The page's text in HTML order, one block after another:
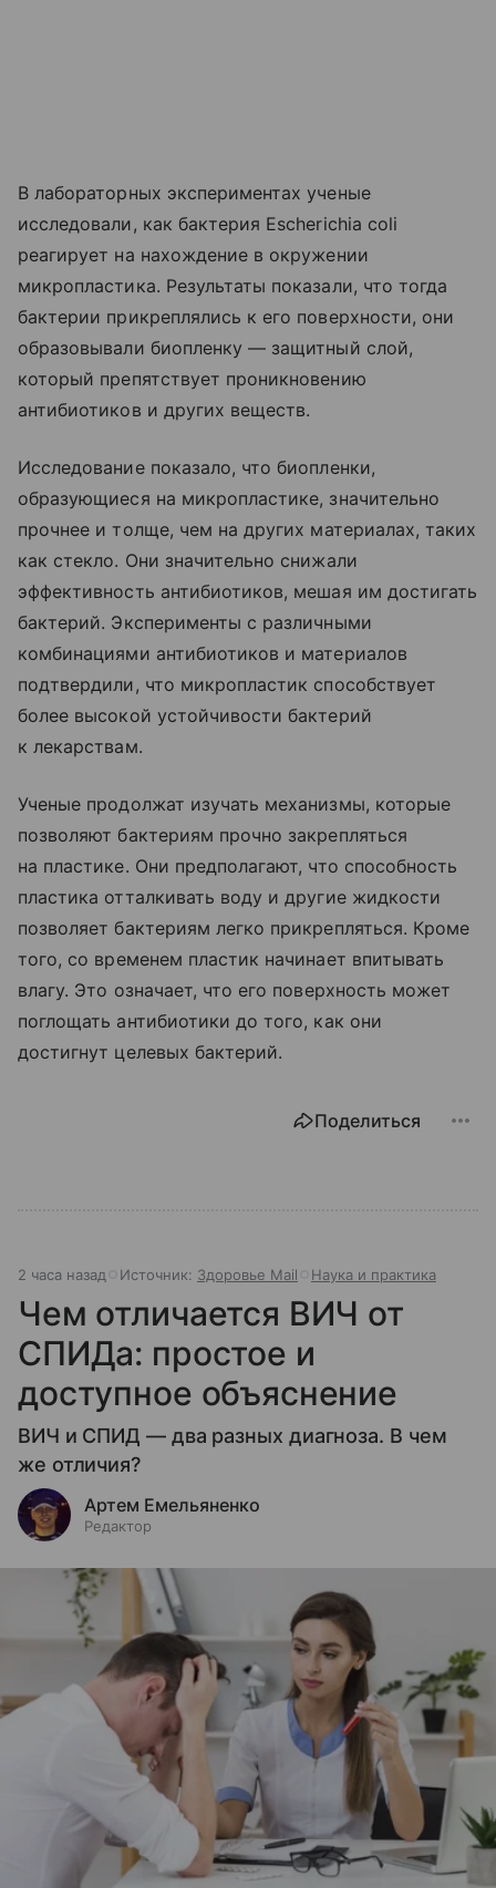
В лабораторных экспериментах ученые
исследовали, как бактерия Escherichia coli
реагирует на нахождение в окружении
микропластика. Результаты показали, что тогда
бактерии прикреплялись к его поверхности, они
образовывали биопленку — защитный слой,
который препятствует проникновению
антибиотиков и других веществ.
Исследование показало, что биопленки,
образующиеся на микропластике, значительно
прочнее и толще, чем на других материалах, таких
как стекло. Они значительно снижали
эффективность антибиотиков, мешая им достигать
бактерий. Эксперименты с различными
комбинациями антибиотиков и материалов
подтвердили, что микропластик способствует
более высокой устойчивости бактерий
к лекарствам.
Ученые продолжат изучать механизмы, которые
позволяют бактериям прочно закрепляться
на пластике. Они предполагают, что способность
пластика отталкивать воду и другие жидкости
позволяет бактериям легко прикрепляться. Кроме
того, со временем пластик начинает впитывать
влагу. Это означает, что его поверхность может
поглощать антибиотики до того, как они
достигнут целевых бактерий.
Поделиться
2 часа назад Источник: Здоровье Mail Наука и практика
Чем отличается ВИЧ от
СПИДа: простое и
доступное объяснение
ВИЧ и СПИД — два разных диагноза. В чем
же отличия?
Артем Емельяненко
Редактор